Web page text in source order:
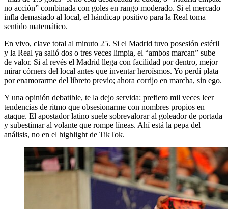
no acción” combinada con goles en rango moderado. Si el mercado
infla demasiado al local, el hándicap positivo para la Real toma
sentido matemático.
En vivo, clave total al minuto 25. Si el Madrid tuvo posesión estéril
y la Real ya salió dos o tres veces limpia, el “ambos marcan” sube
de valor. Si al revés el Madrid llega con facilidad por dentro, mejor
mirar córners del local antes que inventar heroísmos. Yo perdí plata
por enamorarme del libreto previo; ahora corrijo en marcha, sin ego.
Y una opinión debatible, te la dejo servida: prefiero mil veces leer
tendencias de ritmo que obsesionarme con nombres propios en
ataque. El apostador latino suele sobrevalorar al goleador de portada
y subestimar al volante que rompe líneas. Ahí está la pepa del
análisis, no en el highlight de TikTok.